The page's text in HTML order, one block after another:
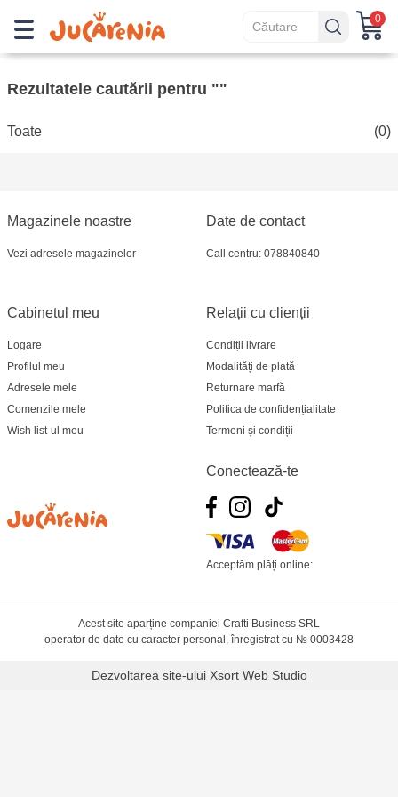
0
Rezultatele cautării pentru ""
Toate (0)
Magazinele noastre
Vezi adresele magazinelor
Relații cu clienții
Condiții livrare
Modalități de plată
Returnare marfă
Politica de confidențialitate
Termeni și condiții
Cabinetul meu
Logare
Profilul meu
Adresele mele
Comenzile mele
Wish list-ul meu
Date de contact
Call centru: 078840840
Conectează-te
Acceptăm plăți online:
Acest site aparține companiei Crafti Business SRL
operator de date cu caracter personal, înregistrat cu № 0003428
Dezvoltarea site-ului Xsort Web Studio